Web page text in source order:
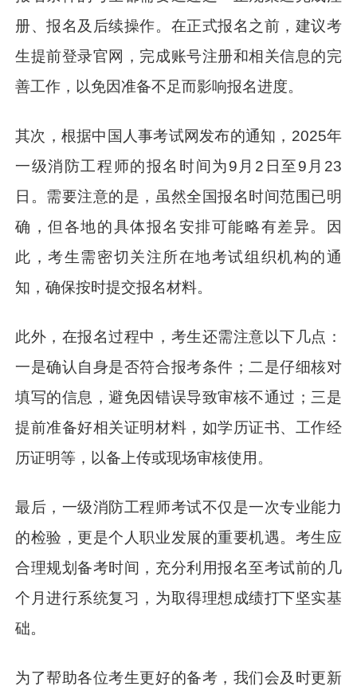
册、报名及后续操作。在正式报名之前，建议考
生提前登录官网，完成账号注册和相关信息的完
善工作，以免因准备不足而影响报名进度。
其次，根据中国人事考试网发布的通知，2025年
一级消防工程师的报名时间为9月2日至9月23
日。需要注意的是，虽然全国报名时间范围已明
确，但各地的具体报名安排可能略有差异。因
此，考生需密切关注所在地考试组织机构的通
知，确保按时提交报名材料。
此外，在报名过程中，考生还需注意以下几点：
一是确认自身是否符合报考条件；二是仔细核对
填写的信息，避免因错误导致审核不通过；三是
提前准备好相关证明材料，如学历证书、工作经
历证明等，以备上传或现场审核使用。
最后，一级消防工程师考试不仅是一次专业能力
的检验，更是个人职业发展的重要机遇。考生应
合理规划备考时间，充分利用报名至考试前的几
个月进行系统复习，为取得理想成绩打下坚实基
础。
为了帮助各位考生更好的备考，我们会及时更新